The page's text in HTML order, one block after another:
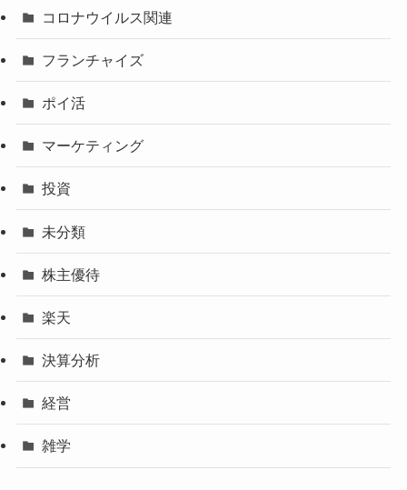
コロナウイルス関連
フランチャイズ
ポイ活
マーケティング
投資
未分類
株主優待
楽天
決算分析
経営
雑学